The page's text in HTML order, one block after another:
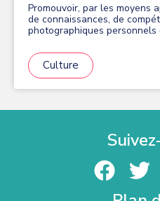
Promouvoir, par les moyens
de connaissances, de
photographiques personnels
les travaux
par ses membres.
Culture